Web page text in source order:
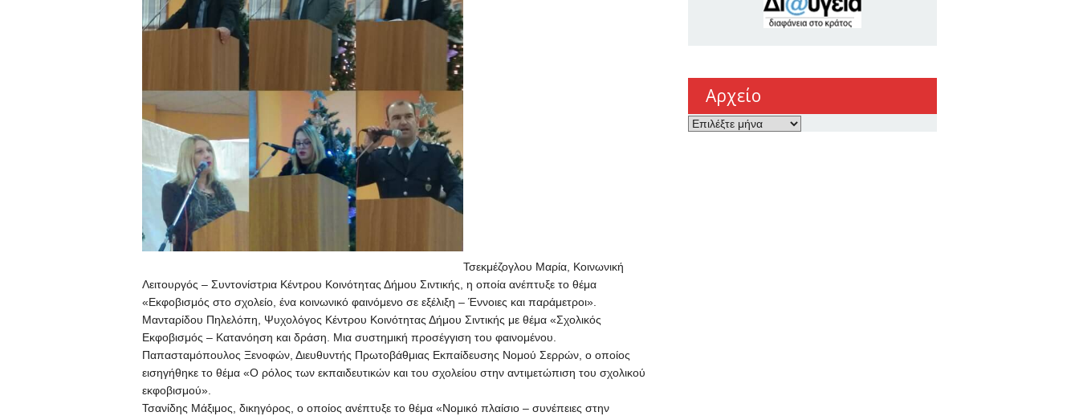
Τσεκμέζογλου Μαρία, Κοινωνική
Λειτουργός – Συντονίστρια Κέντρου Κοινότητας Δήμου Σιντικής, η οποία ανέπτυξε το θέμα
«Εκφοβισμός στο σχολείο, ένα κοινωνικό φαινόμενο σε εξέλιξη – Έννοιες και παράμετροι».
Μανταρίδου Πηλελόπη, Ψυχολόγος Κέντρου Κοινότητας Δήμου Σιντικής με θέμα «Σχολικός
Εκφοβισμός – Κατανόηση και δράση. Μια συστημική προσέγγιση του φαινομένου.
Παπασταμόπουλος Ξενοφών, Διευθυντής Πρωτοβάθμιας Εκπαίδευσης Νομού Σερρών, ο οποίος
εισηγήθηκε το θέμα «Ο ρόλος των εκπαιδευτικών και του σχολείου στην αντιμετώπιση του σχολικού
εκφοβισμού».
Τσανίδης Μάξιμος, δικηγόρος, ο οποίος ανέπτυξε το θέμα «Νομικό πλαίσιο – συνέπειες στην
Αρχείο
Αρχείο